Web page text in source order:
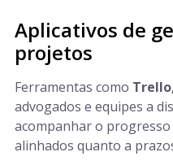
Aplicativos de
projetos
Ferramentas como
advogados e equipes a
acompanhar o progresso
alinhados quanto a